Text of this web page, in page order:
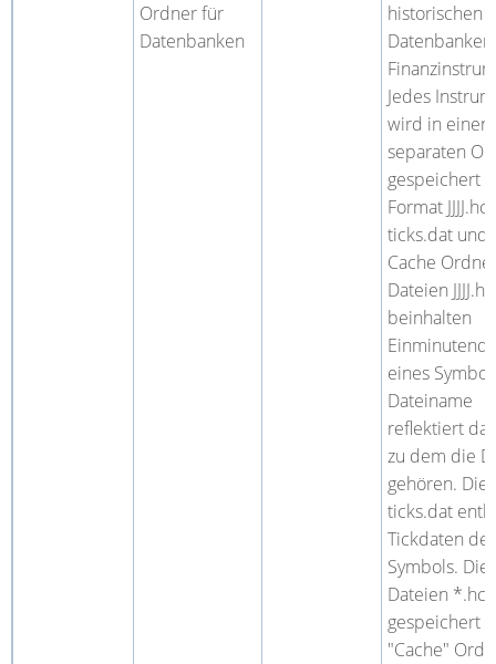
Ordner für
Datenbanken
historischen
Jedes
wird in einen
separaten
gespeichert
Format JJJJ.hcc
ticks.dat und
Cache
Dateien
beinhalten
eines
Dateiname
reflektiert
zu dem die
gehören. Die
ticks.dat
Tickdaten des
Symbols. Die
Dateien *.hc
gespeichert
"Cache"